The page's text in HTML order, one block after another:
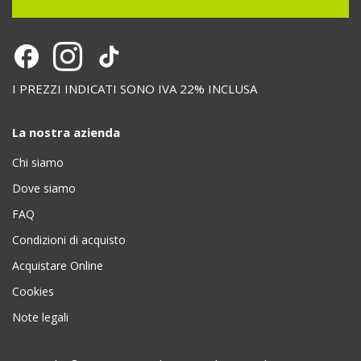
I PREZZI INDICATI SONO IVA 22% INCLUSA
La nostra azienda
Chi siamo
Dove siamo
FAQ
Condizioni di acquisto
Acquistare Online
Cookies
Note legali